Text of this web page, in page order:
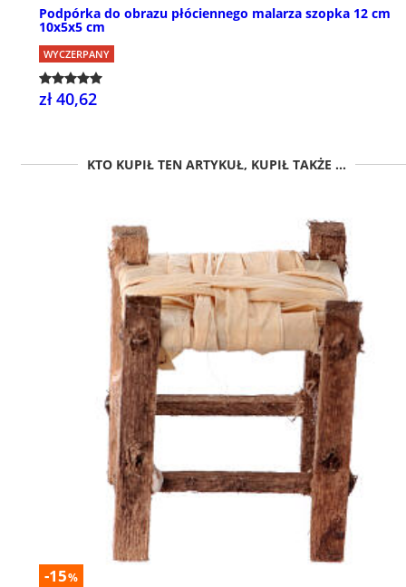
Podpórka do obrazu płóciennego malarza szopka 12 cm
10x5x5 cm
WYCZERPANY
zł 40,62
KTO KUPIŁ TEN ARTYKUŁ, KUPIŁ TAKŻE ...
-15%